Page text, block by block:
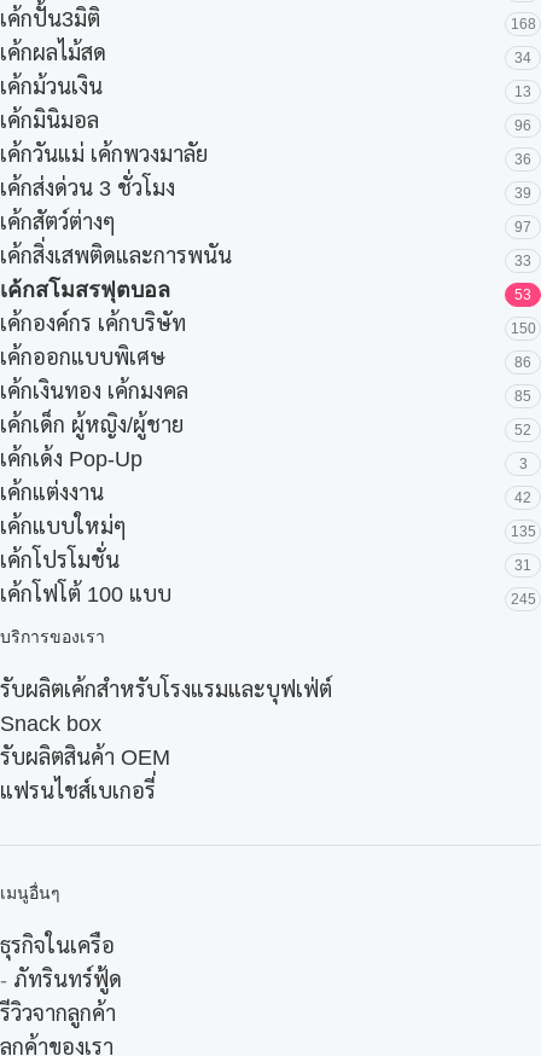
เค้กปั้น3มิติ 168
เค้กผลไม้สด 34
เค้กม้วนเงิน 13
เค้กมินิมอล 96
เค้กวันแม่ เค้กพวงมาลัย 36
เค้กส่งด่วน 3 ชั่วโมง 39
เค้กสัตว์ต่างๆ 97
เค้กสิ่งเสพติดและการพนัน 33
เค้กสโมสรฟุตบอล 53
เค้กองค์กร เค้กบริษัท 150
เค้กออกแบบพิเศษ 86
เค้กเงินทอง เค้กมงคล 85
เค้กเด็ก ผู้หญิง/ผู้ชาย 52
เค้กเด้ง Pop-Up 3
เค้กแต่งงาน 42
เค้กแบบใหม่ๆ 135
เค้กโปรโมชั่น 31
เค้กโฟโต้ 100 แบบ 245
บริการของเรา
รับผลิตเค้กสำหรับโรงแรมและบุฟเฟ่ต์
Snack box
รับผลิตสินค้า OEM
แฟรนไชส์เบเกอรี่
เมนูอื่นๆ
ธุรกิจในเครือ
- ภัทรินทร์ฟู้ด
รีวิวจากลูกค้า
ลูกค้าของเรา